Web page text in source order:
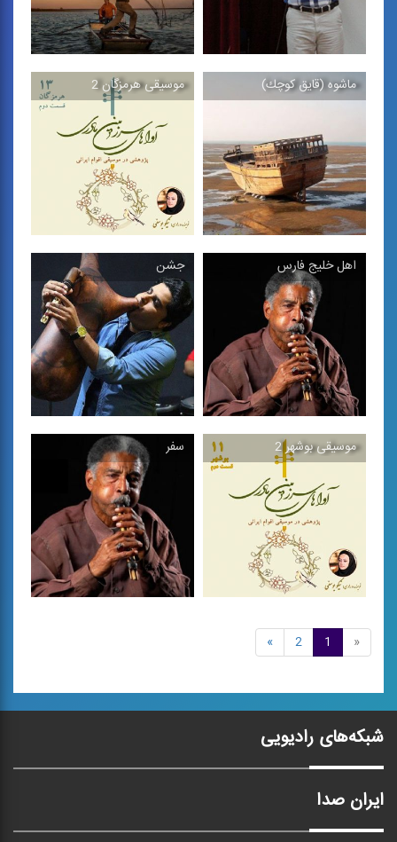
ترانه‌ی پاپ با گویش جنوبی
ناكو
قطعه‌ی بی‌كلام بندری
ماشوه (قایق كوچك)
ماشوه (قایق كوچك)
قطعه ی بی كلام جنوبی
موسیقی هرمزگان 2
موسیقی هرمزگان 2
مجموعه كتاب‌هایی
«پژوهشی - موسیقایی» در
بررسی ...
اهل خلیج فارس
اهل خلیج فارس
اجرای ساز و آواز هرمزگانی با
نی جفتی و خوانندگی ...
جشن
جشن
قطعه ی بی كلام جنوبی
موسیقی بوشهر 2
موسیقی بوشهر 2
سفر
بندرعباس
«
1
2
»
شبکه‌های رادیویی
ایران صدا